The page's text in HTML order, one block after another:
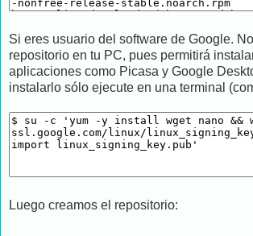
Si eres usuario del software de Google.
repositorio en tu PC, pues permitirá
aplicaciones como Picasa y Google
instalarlo sólo ejecute en una terminal
Luego creamos el repositorio: